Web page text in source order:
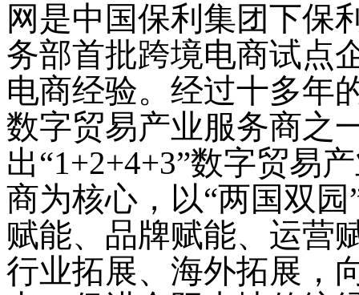
网是中国保利集团下保
务部首批跨境电商试点
电商经验。经过十多年
数字贸易产业服务商之
出“1+2+4+3”数字贸易
商为核心，以“两国双
赋能、品牌赋能、运营
行业拓展、海外拓展，